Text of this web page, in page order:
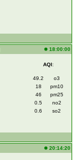
18:00:00
AQI:
49.2
o3
18
pm10
46
pm25
0.5
no2
0.6
so2
20:14:20